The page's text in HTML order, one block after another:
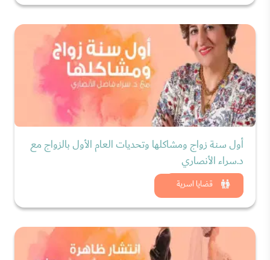
قضايا اسرية
أول سنة زواج ومشاكلها وتحديات العام الأول بالزواج مع
د.سراء الأنصاري
شاهد الان